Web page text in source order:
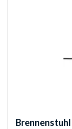
Brennenstuhl